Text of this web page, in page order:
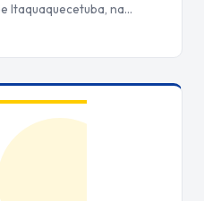
Itaquaquecetuba, na…